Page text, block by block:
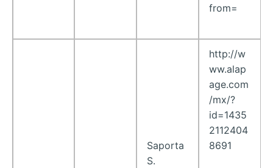
from=
Saporta
S.
http://w
ww.alap
age.com
/mx/?
id=1435
2112404
8691